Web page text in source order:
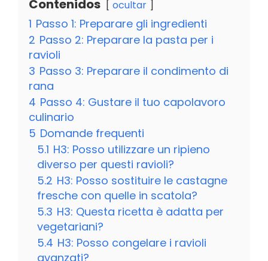
Contenidos ocultar
1 Passo 1: Preparare gli ingredienti
2 Passo 2: Preparare la pasta per i
ravioli
3 Passo 3: Preparare il condimento di
rana
4 Passo 4: Gustare il tuo capolavoro
culinario
5 Domande frequenti
5.1 H3: Posso utilizzare un ripieno
diverso per questi ravioli?
5.2 H3: Posso sostituire le castagne
fresche con quelle in scatola?
5.3 H3: Questa ricetta è adatta per
vegetariani?
5.4 H3: Posso congelare i ravioli
avanzati?